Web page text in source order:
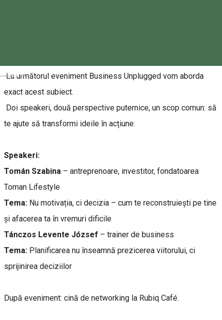
Magyar
La următorul eveniment Business Unplugged vom aborda
exact acest subiect.
Doi speakeri, două perspective puternice, un scop comun: să
te ajute să transformi ideile în acțiune.
Speakeri:
Tomán Szabina – antreprenoare, investitor, fondatoarea
Toman Lifestyle
Tema: Nu motivația, ci decizia – cum te reconstruiești pe tine
și afacerea ta în vremuri dificile
Tánczos Levente József – trainer de business
Tema: Planificarea nu înseamnă prezicerea viitorului, ci
sprijinirea deciziilor
După eveniment: cină de networking la Rubiq Café.